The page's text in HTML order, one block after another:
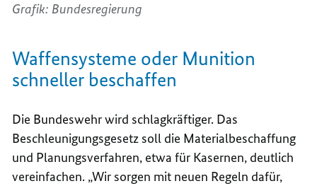
Grafik: Bundesregierung
Waffensysteme oder Munition
schneller beschaffen
Die Bundeswehr wird schlagkräftiger. Das
Beschleunigungsgesetz soll die Materialbeschaffung
und Planungsverfahren, etwa für Kasernen, deutlich
vereinfachen. „Wir sorgen mit neuen Regeln dafür,